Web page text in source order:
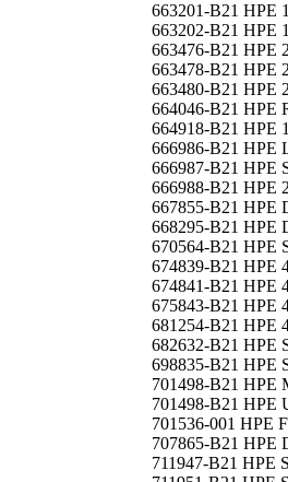
663201-B21 HPE
663202-B21 HPE
663476-B21 HPE
663478-B21 HPE
663480-B21 HPE
664046-B21 HPE
664918-B21 HPE
666986-B21 HPE
666987-B21 HPE
666988-B21 HPE
667855-B21 HPE
668295-B21 HPE
670564-B21 HPE
674839-B21 HPE
674841-B21 HPE
675843-B21 HPE
681254-B21 HPE
682632-B21 HPE
698835-B21 HPE
701498-B21 HPE
701498-B21 HPE
701536-001 HPE
707865-B21 HPE
711947-B21 HPE